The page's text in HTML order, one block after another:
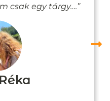
csak egy tárgy….”